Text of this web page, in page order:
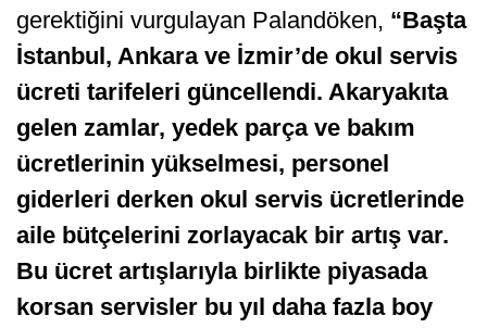
gerektiğini vurgulayan Palandöken, “Başta
İstanbul, Ankara ve İzmir’de okul servis
ücreti tarifeleri güncellendi. Akaryakıta
gelen zamlar, yedek parça ve bakım
ücretlerinin yükselmesi, personel
giderleri derken okul servis ücretlerinde
aile bütçelerini zorlayacak bir artış var.
Bu ücret artışlarıyla birlikte piyasada
korsan servisler bu yıl daha fazla boy